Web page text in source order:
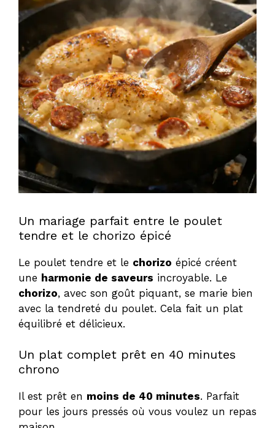
Un mariage parfait entre le poulet
tendre et le chorizo épicé
Le poulet tendre et le chorizo épicé créent
une harmonie de saveurs incroyable. Le
chorizo, avec son goût piquant, se marie bien
avec la tendreté du poulet. Cela fait un plat
équilibré et délicieux.
Un plat complet prêt en 40 minutes
chrono
Il est prêt en moins de 40 minutes. Parfait
pour les jours pressés où vous voulez un repas